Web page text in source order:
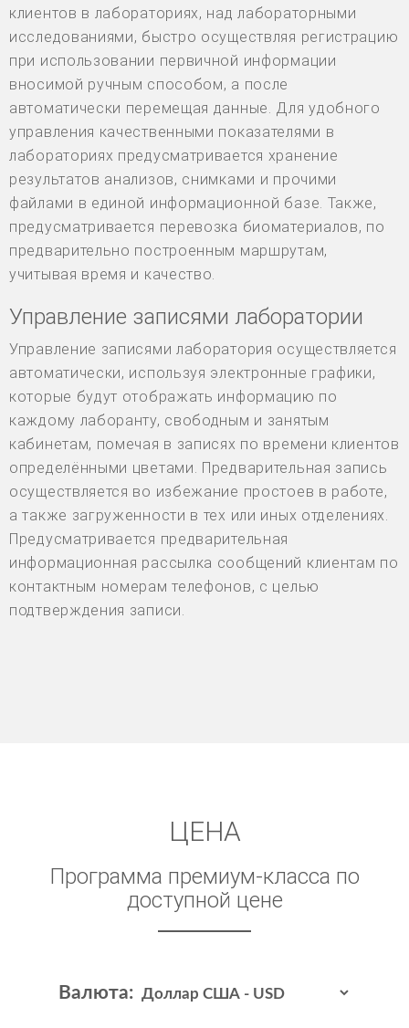
клиентов в лабораториях, над лабораторными
исследованиями, быстро осуществляя регистрацию
при использовании первичной информации
вносимой ручным способом, а после
автоматически перемещая данные. Для удобного
управления качественными показателями в
лабораториях предусматривается хранение
результатов анализов, снимками и прочими
файлами в единой информационной базе. Также,
предусматривается перевозка биоматериалов, по
предварительно построенным маршрутам,
учитывая время и качество.
Управление записями лаборатории
Управление записями лаборатория осуществляется
автоматически, используя электронные графики,
которые будут отображать информацию по
каждому лаборанту, свободным и занятым
кабинетам, помечая в записях по времени клиентов
определёнными цветами. Предварительная запись
осуществляется во избежание простоев в работе,
а также загруженности в тех или иных отделениях.
Предусматривается предварительная
информационная рассылка сообщений клиентам по
контактным номерам телефонов, с целью
подтверждения записи.
ЦЕНА
Программа премиум-класса по
доступной цене
Валюта: